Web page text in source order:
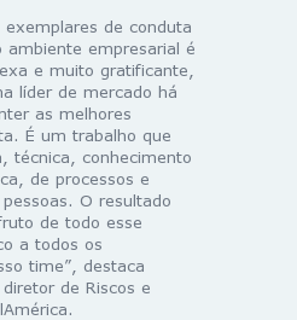
exemplares de conduta
ambiente empresarial é
e muito gratificante,
líder de mercado há
as melhores
É um trabalho que
técnica, conhecimento
de processos e
O resultado
de todo esse
a todos os
time”, destaca
de Riscos e